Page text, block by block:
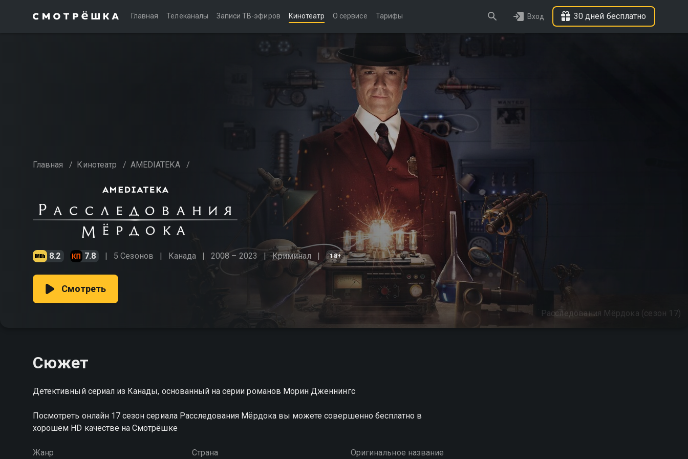
Главная Телеканалы Записи ТВ-эфиров Кинотеатр О сервисе Тарифы Вход 30 дней бесплатно
Главная / Кинотеатр / AMEDIATEKA /
8.2 7.8 5 Сезонов Канада 2008 – 2023 Криминал 18+
Расследования Мёрдока (сезон 17)
Смотреть
Сюжет
Детективный сериал из Канады, основанный на серии романов Морин Дженнингс
Посмотреть онлайн 17 сезон сериала Расследования Мёрдока вы можете совершенно бесплатно в
хорошем HD качестве на Смотрёшке
Жанр Страна Оригинальное название